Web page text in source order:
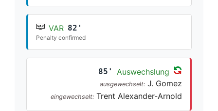
VAR 82'
Penalty confirmed
85' Auswechslung
ausgewechselt: J. Gomez
eingewechselt: Trent Alexander-Arnold